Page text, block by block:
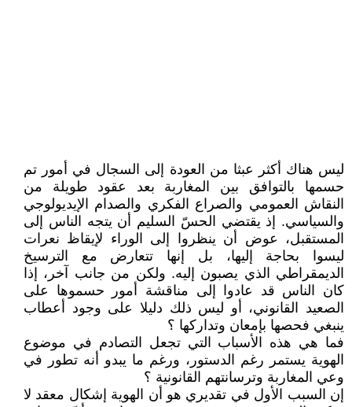
ليس هناك أكثر عبثا من العودة إلى السجال في أمور تم
حسمها بالتوافق بين المغاربة بعد عقود طويلة من
النقاش العمومي والصراع الفكري والصدام الإيديولوجي
والسياسي. إذ يقتضي الحسّ السليم أن يتجه الناس إلى
المستقبل، عوض أن ينظروا إلى الوراء لإيقاظ نعرات
ليسوا بحاجة إليها، بل إنها تتعارض مع الترسيخ
الديمقراطي الذي يصبون إليه. ولكن من جانب آخر، إذا
كان الناس قد عادوا إلى مناقشة أمور حسموها على
الصعيد القانوني، أو ليس ذلك دليلا على وجود أعطاب
ينبغي فحصها بإمعان وتداركها ؟
فما هي هذه الأسباب التي تجعل التصادم في موضوع
الهوية يستمر رغم الدستور، ورغم ما يبدو أنه تطور في
وعي المغاربة وترسانتهم القانونية ؟
إن السبب الأول في تقديري هو أن الهوية إشكال معقد لا